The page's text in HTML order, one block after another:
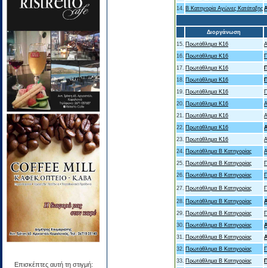
Επισκέπτες αυτή τη στιγμή:
14. B Κατηγορία Αγώνες Κατάταξης
Διοργάνωση
15. Πρωτάθλημα Κ16
16. Πρωτάθλημα Κ16
17. Πρωτάθλημα Κ16
18. Πρωτάθλημα Κ16
19. Πρωτάθλημα Κ16
20. Πρωτάθλημα Κ16
21. Πρωτάθλημα Κ16
22. Πρωτάθλημα Κ16
23. Πρωτάθλημα Κ16
24. Πρωτάθλημα Β Κατηγορίας
25. Πρωτάθλημα Β Κατηγορίας
26. Πρωτάθλημα Β Κατηγορίας
27. Πρωτάθλημα Β Κατηγορίας
28. Πρωτάθλημα Β Κατηγορίας
29. Πρωτάθλημα Β Κατηγορίας
30. Πρωτάθλημα Β Κατηγορίας
31. Πρωτάθλημα Β Κατηγορίας
32. Πρωτάθλημα Β Κατηγορίας
33. Πρωτάθλημα Β Κατηγορίας